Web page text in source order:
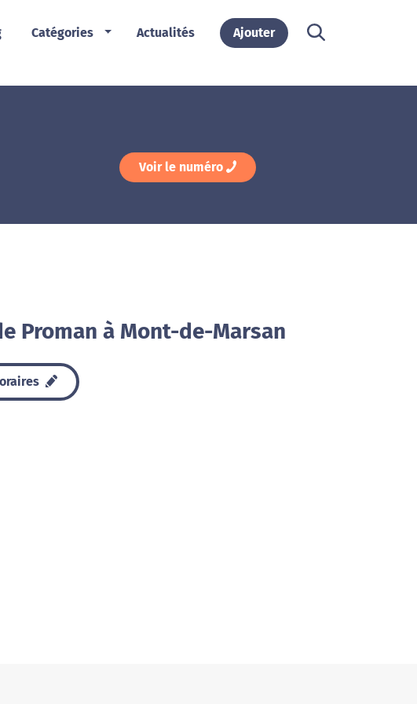
Catégories Actualités Ajouter
Voir le numéro
Proman à Mont-de-Marsan